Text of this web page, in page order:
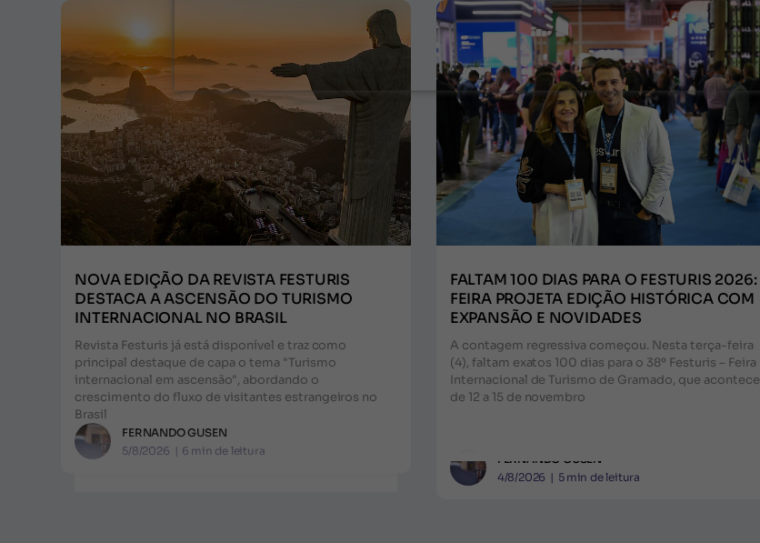
NOVA EDIÇÃO DA REVISTA FESTURIS
DESTACA A ASCENSÃO DO TURISMO
INTERNACIONAL NO BRASIL
Revista Festuris já está disponível e traz como
principal destaque de capa o tema "Turismo
internacional em ascensão", abordando o
crescimento do fluxo de visitantes estrangeiros no
Brasil
FERNANDO GUSEN
5/8/2026 | 6 min de leitura
FALTAM 100 DIAS PARA O FESTURIS 2026:
FEIRA PROJETA EDIÇÃO HISTÓRICA COM
EXPANSÃO E NOVIDADES
A contagem regressiva começou. Nesta terça-feira
(4), faltam exatos 100 dias para o 38º Festuris – Feira
Internacional de Turismo de Gramado, que acontece
de 12 a 15 de novembro
FERNANDO GUSEN
4/8/2026 | 5 min de leitura